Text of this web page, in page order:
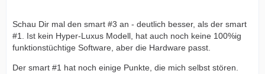
Schau Dir mal den smart #3 an - deutlich besser, als der smart
#1. Ist kein Hyper-Luxus Modell, hat auch noch keine 100%ig
funktionstüchtige Software, aber die Hardware passt.
Der smart #1 hat noch einige Punkte, die mich selbst stören.